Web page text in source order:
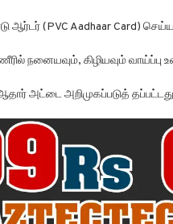
ஆர்டர் (PVC Aadhaar Card)
நனையவும், கிழியவும் வாய்ப்பு
ஆதார் அட்டை அறிமுகப்படுத்